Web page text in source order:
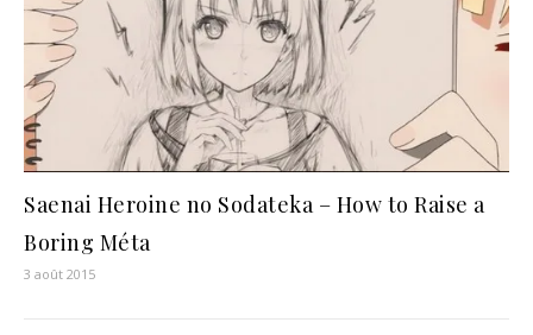
Saenai Heroine no Sodateka – How to Raise a
Boring Méta
3 août 2015